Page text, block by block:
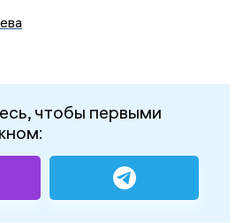
чтобы первыми